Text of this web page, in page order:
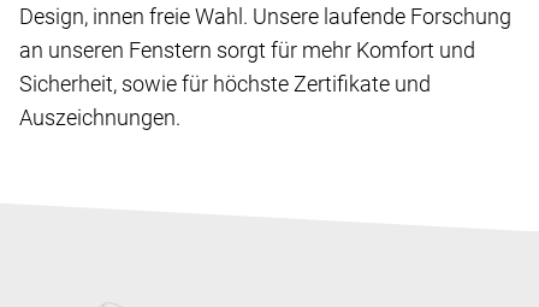
Design, innen freie Wahl. Unsere laufende Forschung
an unseren Fenstern sorgt für mehr Komfort und
Sicherheit, sowie für höchste Zertifikate und
Auszeichnungen.